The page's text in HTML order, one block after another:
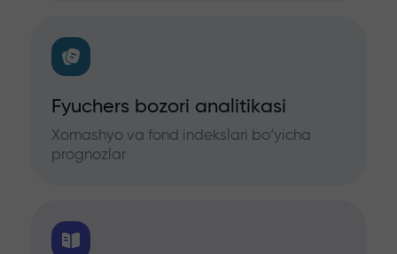
Fyuchers bozori analitikasi
Xomashyo va fond indekslari bo‘yicha
prognozlar